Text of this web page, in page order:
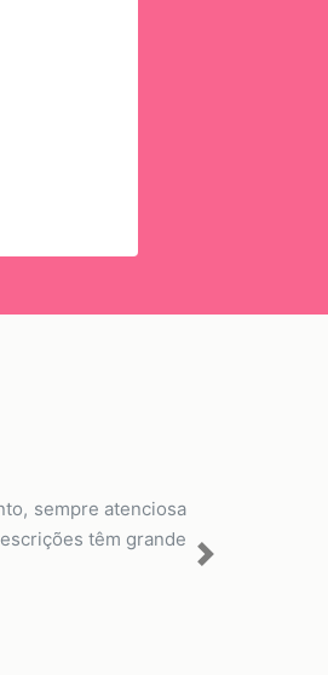
sempre atenciosa
têm grande
Next